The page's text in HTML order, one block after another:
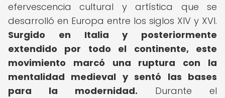
efervescencia cultural y artística que se
desarrolló en Europa entre los siglos XIV y XVI.
Surgido en Italia y posteriormente
extendido por todo el continente, este
movimiento marcó una ruptura con la
mentalidad medieval y sentó las bases
para la modernidad. Durante el